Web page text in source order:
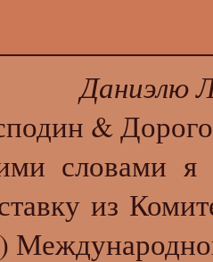
Даниэлю
&
словами я
из